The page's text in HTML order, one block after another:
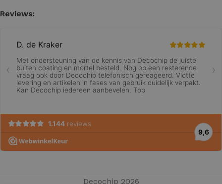
Reviews:
Decochip 2026